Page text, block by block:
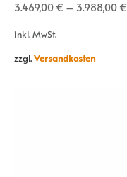
3.469,00 € – 3.988,00 €
inkl. MwSt.
zzgl.Versandkosten